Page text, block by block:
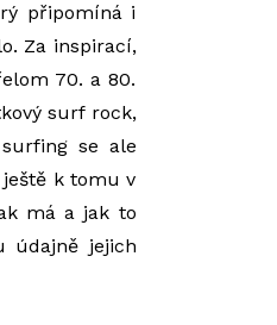
připomíná i
Za inspirací,
70. a 80.
surf rock,
se ale
k tomu v
má a jak to
údajně jejich